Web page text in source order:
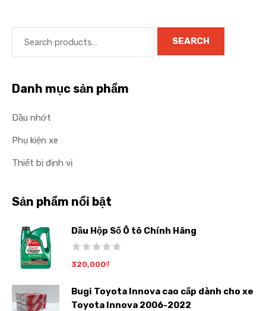
SEARCH
Danh mục sản phẩm
Dầu nhớt
Phụ kiện xe
Thiết bị định vị
Sản phẩm nổi bật
Dầu Hộp Số Ô tô Chính Hãng
320,000₫
Bugi Toyota Innova cao cấp dành cho xe
Toyota Innova 2006-2022